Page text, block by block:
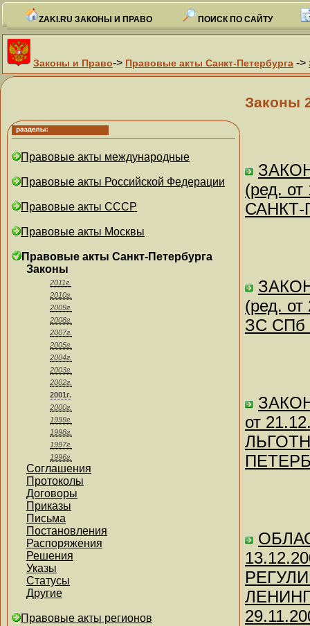
ZAKI.RU ЗАКОНЫ И ПРАВО ПОИСК ПО САЙТУ
Законы и Право-> Правовые акты Санкт-Петербурга ->
Правовые акты международные
Правовые акты Российской Федерации
Правовые акты СССР
Правовые акты Москвы
Правовые акты Санкт-Петербурга
Законы
2011г.
2010г.
2009г.
2008г.
2007г.
2005г.
2004г.
2003г.
2002г.
2001г.
2000г.
1999г.
1998г.
1997г.
1996г.
Соглашения
Протоколы
Договоры
Приказы
Письма
Постановления
Распоряжения
Решения
Указы
Статусы
Другие
Правовые акты регионов
Законы
ЗАКОН
(ред.
САНКТ-
ЗАКОН
(ред.
ЗС СПб
ЗАКОН
от